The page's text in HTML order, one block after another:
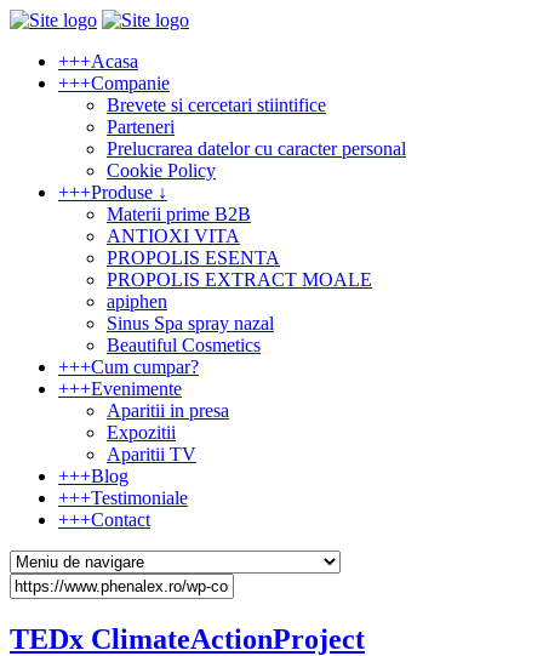
+++Acasa
+++Companie
Brevete si cercetari stiintifice
Parteneri
Prelucrarea datelor cu caracter personal
Cookie Policy
+++Produse ↓
Materii prime B2B
ANTIOXI VITA
PROPOLIS ESENTA
PROPOLIS EXTRACT MOALE
apiphen
Sinus Spa spray nazal
Beautiful Cosmetics
+++Cum cumpar?
+++Evenimente
Aparitii in presa
Expozitii
Aparitii TV
+++Blog
+++Testimoniale
+++Contact
TEDx ClimateActionProject